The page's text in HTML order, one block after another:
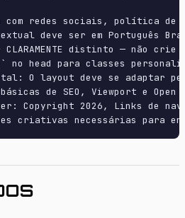
com redes sociais, política
deve ser em Português
distinto — não
no head para classes
O layout deve se adaptar
de SEO, Viewport e Open
Copyright 2026, Links de
criativas necessárias para